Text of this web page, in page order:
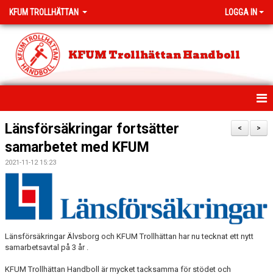
KFUM TROLLHÄTTAN LOGGA IN
KFUM Trollhättan Handboll
HEM
NYHETER
MEDLEMSAVGIFTER
PROVA PÅ HANDBOLL
KLASSHANDBOLL
>
<
Länsförsäkringar fortsätter
samarbetet med KFUM
2021-11-12 15:23
Länsförsäkringar Älvsborg och KFUM Trollhättan har nu tecknat ett nytt
samarbetsavtal på 3 år .
KFUM Trollhättan Handboll är mycket tacksamma för stödet och